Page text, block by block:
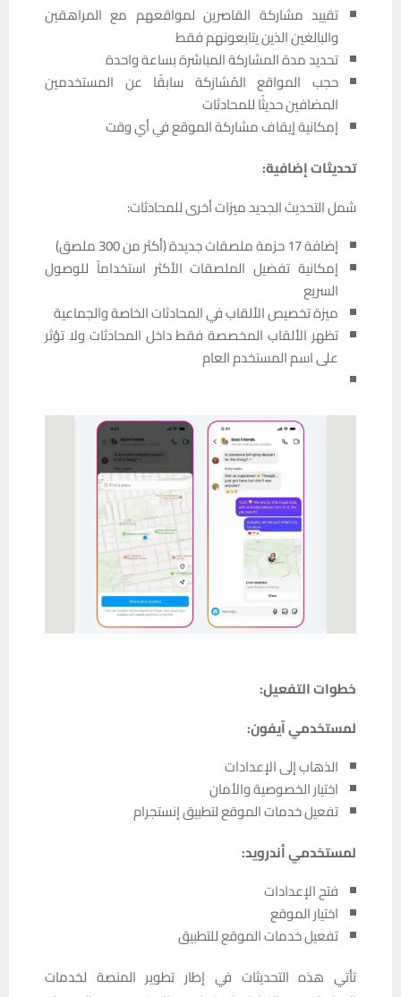
تقييد مشاركة القاصرين لمواقعهم مع المراهقين
والبالغين الذين يتابعونهم فقط
تحديد مدة المشاركة المباشرة بساعة واحدة
حجب المواقع المُشارَكة سابقًا عن المستخدمين
المضافين حديثًا للمحادثات
إمكانية إيقاف مشاركة الموقع في أي وقت
تحديثات إضافية:
شمل التحديث الجديد ميزات أخرى للمحادثات:
إضافة 17 حزمة ملصقات جديدة (أكثر من 300 ملصق)
إمكانية تفضيل الملصقات الأكثر استخداماً للوصول
السريع
ميزة تخصيص الألقاب في المحادثات الخاصة والجماعية
تظهر الألقاب المخصصة فقط داخل المحادثات ولا تؤثر
على اسم المستخدم العام
خطوات التفعيل:
لمستخدمي آيفون:
الذهاب إلى الإعدادات
اختيار الخصوصية والأمان
تفعيل خدمات الموقع لتطبيق إنستجرام
لمستخدمي أندرويد:
فتح الإعدادات
اختيار الموقع
تفعيل خدمات الموقع للتطبيق
تأتي هذه التحديثات في إطار تطوير المنصة لخدمات